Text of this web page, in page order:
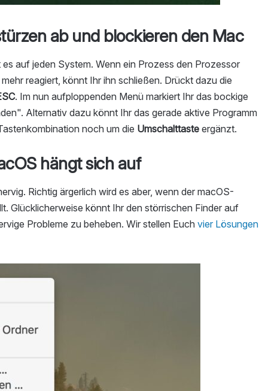
ab und blockieren den Mac
auf jeden System. Wenn ein Prozess den Prozessor
reagiert, könnt Ihr ihn schließen. Drückt dazu die
. Im nun aufploppenden Menü markiert Ihr das bockige
Alternativ dazu könnt Ihr das gerade aktive Programm
noch um die Umschalttaste ergänzt.
hängt sich auf
Richtig ärgerlich wird es aber, wenn der macOS-
Glücklicherweise könnt Ihr den störrischen Finder auf
Probleme zu beheben. Wir stellen Euch vier Lösungen